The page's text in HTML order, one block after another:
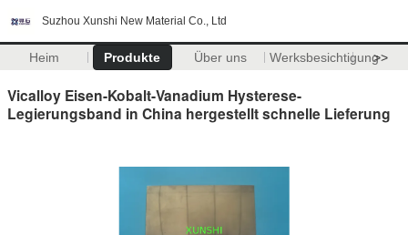
Suzhou Xunshi New Material Co., Ltd
Heim Produkte Über uns Werksbesichtigung>>
Vicalloy Eisen-Kobalt-Vanadium Hysterese-
Legierungsband in China hergestellt schnelle Lieferung